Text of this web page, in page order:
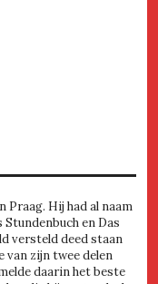
Praag. Hij had al naam
en Das
versteld deed staan
van zijn twee delen
daarin het beste